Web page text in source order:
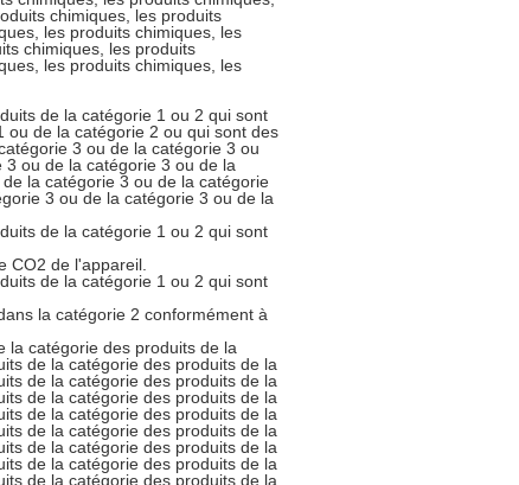
chimiques, les produits
les produits chimiques, les
chimiques, les produits
les produits chimiques, les
de la catégorie 1 ou 2 qui sont
ou de la catégorie 2 ou qui sont des
3 ou de la catégorie 3 ou
ou de la catégorie 3 ou de la
la catégorie 3 ou de la catégorie
3 ou de la catégorie 3 ou de la
de la catégorie 1 ou 2 qui sont
CO2 de l'appareil.
de la catégorie 1 ou 2 qui sont
la catégorie 2 conformément à
la catégorie des produits de la
de la catégorie des produits de la
de la catégorie des produits de la
de la catégorie des produits de la
de la catégorie des produits de la
de la catégorie des produits de la
de la catégorie des produits de la
de la catégorie des produits de la
de la catégorie des produits de la